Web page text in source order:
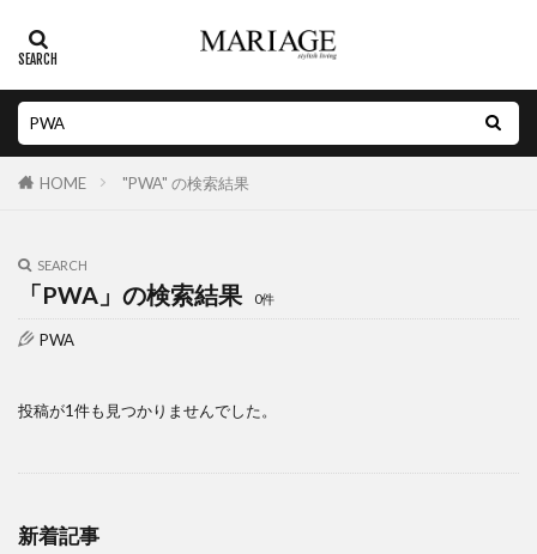
HOME "PWA" の検索結果
SEARCH
「PWA」の検索結果 0件
PWA
投稿が1件も見つかりませんでした。
新着記事